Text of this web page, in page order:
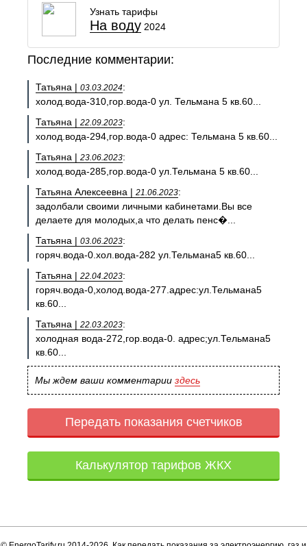
Узнать тарифы
На воду 2024
Последние комментарии:
Татьяна | 03.03.2024:
холод.вода-310,гор.вода-0 ул. Тельмана 5 кв.60...
Татьяна | 22.09.2023:
холод.вода-294,гор.вода-0 адрес: Тельмана 5 кв.60...
Татьяна | 23.06.2023:
холод.вода-285,гор.вода-0 ул.Тельмана 5 кв.60...
Татьяна Алексеевна | 21.06.2023:
задолбали своими личными кабинетами.Вы все
делаете для молодых,а что делать пенс�...
Татьяна | 03.06.2023:
горяч.вода-0.хол.вода-282 ул.Тельмана5 кв.60...
Татьяна | 22.04.2023:
горяч.вода-0,холод.вода-277.адрес:ул.Тельмана5
кв.60...
Татьяна | 22.03.2023:
холодная вода-272,гор.вода-0. адрес;ул.Тельмана5
кв.60...
Мы ждем ваши комментарии здесь
Передать показания счетчиков
Калькулятор тарифов ЖКХ